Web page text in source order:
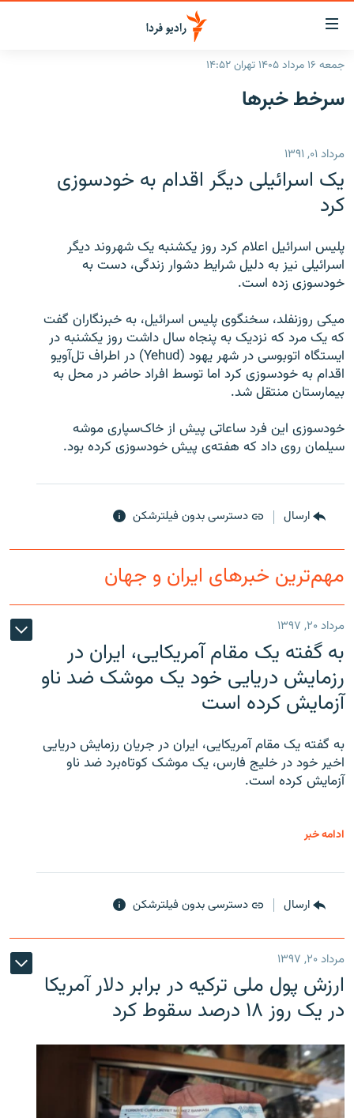
لینک‌های
قابلیت
دسترسی
بازگشت
اصلی
رفتن
به
صفحه
ایران
رادیو
انتخاب کنید و بشنوید
فرکانس‌ها
پادکست
گزارش‌های تصویری
گزارش‌های ویدئویی
زنان فردا
English
به ما بپیوندید
زبان‌های دیگر
جمعه ۱۶ مرداد ۱۴۰۵ تهران ۱۴:۵۲
سرخط‌ خبرها
مرداد ۰۱, ۱۳۹۱
یک اسرائیلی دیگر اقدام به خودسوزی
کرد
پلیس اسرائیل اعلام کرد روز یکشنبه یک شهروند دیگر
اسرائیلی نیز به دلیل شرایط دشوار زندگی‌، دست به
خودسوزی زده است.
میکی روزنفلد، سخنگوی پلیس اسرائیل، به خبرنگاران گفت
که یک مرد که نزدیک به پنجاه سال داشت روز یکشنبه در
ایستگاه اتوبوسی در شهر یهود (Yehud) در اطراف تل‌آویو
اقدام به خودسوزی کرد اما توسط افراد حاضر در محل به
بیمارستان منتقل شد.
خودسوزی این فرد ساعاتی پیش از خاک‌سپاری موشه
سیلمان روی داد که هفته‌ی پیش خودسوزی کرده بود.
ارسال دسترسی بدون فیلترشکن
مهم‌ترین خبرهای ایران و جهان
مرداد ۲۰, ۱۳۹۷
به گفته یک مقام آمریکایی، ایران در
رزمایش دریایی خود یک موشک ضد ناو
آزمایش کرده است
به گفته یک مقام آمریکایی، ایران در جریان رزمایش دریایی
اخیر خود در خلیج فارس، یک موشک کوتاه‌برد ضد ناو
آزمایش کرده است.
ادامه خبر
ارسال دسترسی بدون فیلترشکن
مرداد ۲۰, ۱۳۹۷
ارزش پول ملی ترکیه در برابر دلار آمریکا
در یک روز ۱۸ درصد سقوط کرد